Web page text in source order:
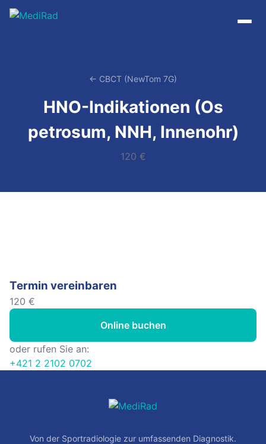
Zum
Inhalt
← CBCT (NewTom 7G)
HNO-Indikationen (Os
petrosum, NNH, Innenohr)
120 €
Termin vereinbaren
120 €
Online buchen
oder rufen Sie an:
+421 2 2102 0702
Von der Sportradiologie zur umfassenden Diagnostik.